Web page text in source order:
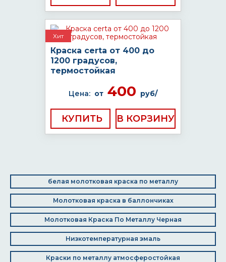
Хит
Краска certa от 400 до
1200 градусов,
термостойкая
Цена: от 400 руб/
КУПИТЬ
белая молотковая краска по металлу
Молотковая краска в баллончиках
Молотковая Краска По Металлу Черная
Низкотемпературная эмаль
Краски по металлу атмосферостойкая